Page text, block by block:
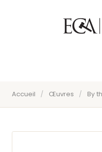
Accueil / Œuvres / By